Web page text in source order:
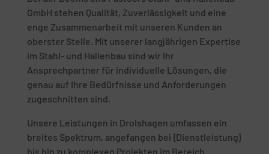
GmbH stehen Qualität, Zuverlässigkeit und eine
enge Zusammenarbeit mit unseren Kunden an
oberster Stelle. Mit unserer langjährigen Expertise
im Stahl- und Hallenbau sind wir Ihr
Ansprechpartner für individuelle Lösungen, die
genau auf Ihre Bedürfnisse und Anforderungen
zugeschnitten sind.
Unsere Leistungen in Drolshagen umfassen ein
breites Spektrum, angefangen bei {Dienstleistung}
bis hin zu komplexen Projekten im Bereich